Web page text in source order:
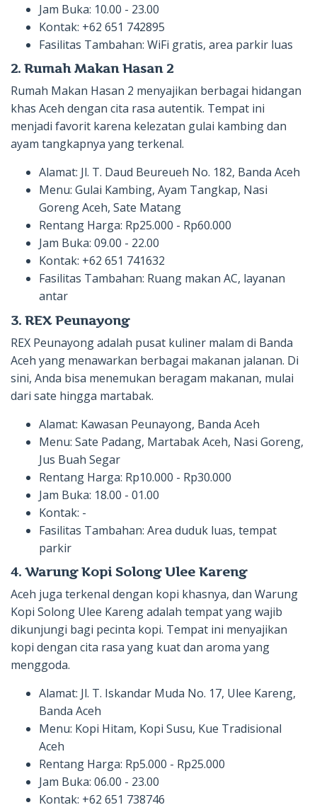
Jam Buka: 10.00 - 23.00
Kontak: +62 651 742895
Fasilitas Tambahan: WiFi gratis, area parkir luas
2. Rumah Makan Hasan 2
Rumah Makan Hasan 2 menyajikan berbagai hidangan
khas Aceh dengan cita rasa autentik. Tempat ini
menjadi favorit karena kelezatan gulai kambing dan
ayam tangkapnya yang terkenal.
Alamat: Jl. T. Daud Beureueh No. 182, Banda Aceh
Menu: Gulai Kambing, Ayam Tangkap, Nasi
Goreng Aceh, Sate Matang
Rentang Harga: Rp25.000 - Rp60.000
Jam Buka: 09.00 - 22.00
Kontak: +62 651 741632
Fasilitas Tambahan: Ruang makan AC, layanan
antar
3. REX Peunayong
REX Peunayong adalah pusat kuliner malam di Banda
Aceh yang menawarkan berbagai makanan jalanan. Di
sini, Anda bisa menemukan beragam makanan, mulai
dari sate hingga martabak.
Alamat: Kawasan Peunayong, Banda Aceh
Menu: Sate Padang, Martabak Aceh, Nasi Goreng,
Jus Buah Segar
Rentang Harga: Rp10.000 - Rp30.000
Jam Buka: 18.00 - 01.00
Kontak: -
Fasilitas Tambahan: Area duduk luas, tempat
parkir
4. Warung Kopi Solong Ulee Kareng
Aceh juga terkenal dengan kopi khasnya, dan Warung
Kopi Solong Ulee Kareng adalah tempat yang wajib
dikunjungi bagi pecinta kopi. Tempat ini menyajikan
kopi dengan cita rasa yang kuat dan aroma yang
menggoda.
Alamat: Jl. T. Iskandar Muda No. 17, Ulee Kareng,
Banda Aceh
Menu: Kopi Hitam, Kopi Susu, Kue Tradisional
Aceh
Rentang Harga: Rp5.000 - Rp25.000
Jam Buka: 06.00 - 23.00
Kontak: +62 651 738746